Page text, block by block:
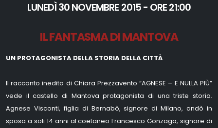
LUNEDÌ 30 NOVEMBRE 2015 - ORE 21:00
IL FANTASMA DI MANTOVA
UN PROTAGONISTA DELLA STORIA DELLA CITTÀ
Il racconto inedito di Chiara Prezzavento “AGNESE – E NULLA PIÙ”
vede il castello di Mantova protagonista di una triste storia.
Agnese Visconti, figlia di Bernabò, signore di Milano, andò in
sposa a soli 14 anni al coetaneo Francesco Gonzaga, signore di